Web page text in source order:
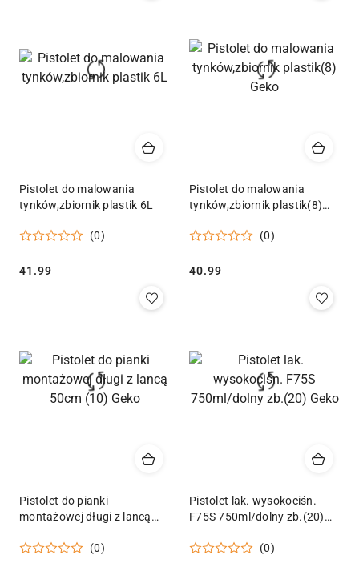
Pistolet do malowania
tynków,zbiornik plastik 6L
(0)
Cena:
41.99
Pistolet do malowania
tynków,zbiornik plastik(8)
(0)
Cena:
40.99
Pistolet do pianki
montażowej długi z lancą
(0)
Pistolet lak. wysokociśn.
F75S 750ml/dolny zb.(20)
(0)